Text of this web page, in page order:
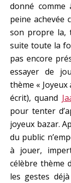
donné comme
peine achevée
son propre la,
suite toute la
pas encore
essayer de
thème «
écrit), quand
pour tenter
joyeux bazar.
du public
à jouer,
célèbre thème
les gestes